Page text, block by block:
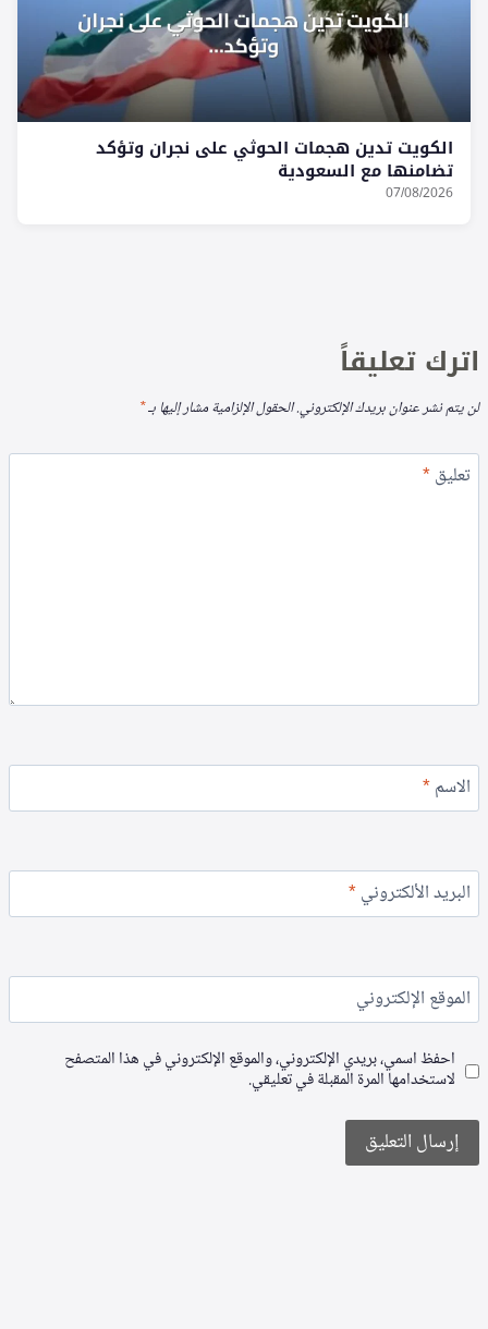
الكويت تدين هجمات الحوثي على نجران وتؤكد
تضامنها مع السعودية
07/08/2026
اترك تعليقاً
لن يتم نشر عنوان بريدك الإلكتروني.الحقول الإلزامية مشار إليها بـ*
تعليق*
الاسم*
البريد الألكتروني*
الموقع الإلكتروني
احفظ اسمي، بريدي الإلكتروني، والموقع الإلكتروني في هذا المتصفح
لاستخدامها المرة المقبلة في تعليقي.